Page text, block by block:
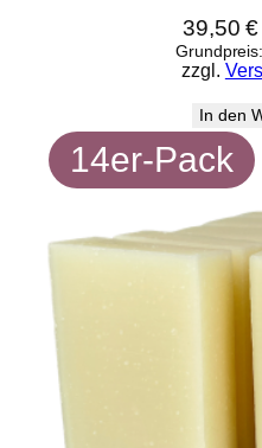
39,50€
Grundpreis:
zzgl.
In den
14er-Pack